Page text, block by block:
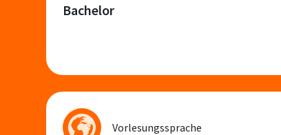
Bachelor
Vorlesungssprache